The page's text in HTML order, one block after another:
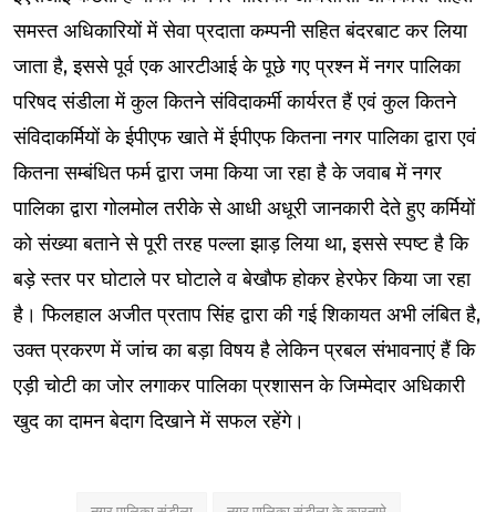
समस्त अधिकारियों में सेवा प्रदाता कम्पनी सहित बंदरबाट कर लिया
जाता है, इससे पूर्व एक आरटीआई के पूछे गए प्रश्न में नगर पालिका
परिषद संडीला में कुल कितने संविदाकर्मी कार्यरत हैं एवं कुल कितने
संविदाकर्मियों के ईपीएफ खाते में ईपीएफ कितना नगर पालिका द्वारा एवं
कितना सम्बंधित फर्म द्वारा जमा किया जा रहा है के जवाब में नगर
पालिका द्वारा गोलमोल तरीके से आधी अधूरी जानकारी देते हुए कर्मियों
को संख्या बताने से पूरी तरह पल्ला झाड़ लिया था, इससे स्पष्ट है कि
बड़े स्तर पर घोटाले पर घोटाले व बेखौफ होकर हेरफेर किया जा रहा
है। फिलहाल अजीत प्रताप सिंह द्वारा की गई शिकायत अभी लंबित है,
उक्त प्रकरण में जांच का बड़ा विषय है लेकिन प्रबल संभावनाएं हैं कि
एड़ी चोटी का जोर लगाकर पालिका प्रशासन के जिम्मेदार अधिकारी
खुद का दामन बेदाग दिखाने में सफल रहेंगे।